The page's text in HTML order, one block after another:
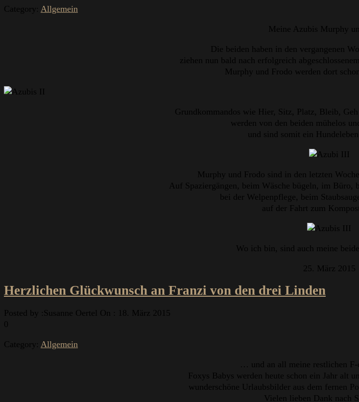
Category: Allgemein
Meine Azubis Murphy
Die beiden haben in den vergangenen
ziehen nun bald nach erfolgreich
Murphy und Frodo werden dort
Grundkommandos wie Hier, Sitz, Platz, Bleib,
werden von den beiden mühelos
und sind somit ein
Murphy und Frodo sind in den letzten
Auf Spaziergängen, beim Wäsche bügeln, im Büro,
bei der Welpenpflege, beim
auf der Fahrt zum
Wo ich bin, sind auch meine
25. März 2015
Herzlichen Glückwunsch an Franzi von den drei Linden
Posted by : Susanne Oertel On : 18. März 2015
0
Category: Allgemein
… und an all meine restlichen F-
Foxys Babys werden heute schon ein Jahr alt
wunderschöne Urlaubsbilder aus dem fernen
Vielen lieben Dank nach